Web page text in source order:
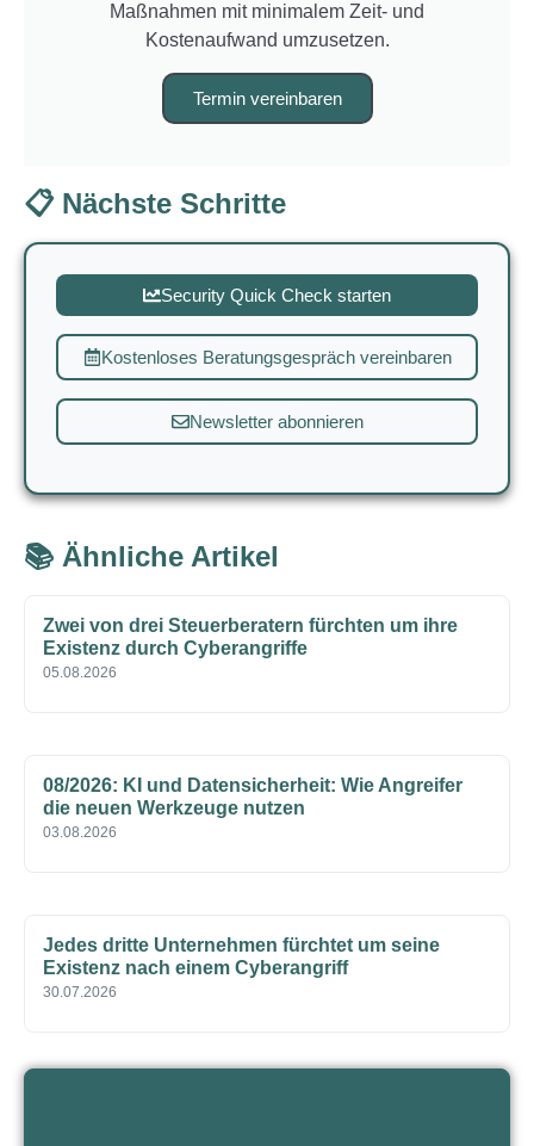
Maßnahmen mit minimalem Zeit- und
Kostenaufwand umzusetzen.
Termin vereinbaren
📋 Nächste Schritte
Security Quick Check starten
Kostenloses Beratungsgespräch vereinbaren
Newsletter abonnieren
📚 Ähnliche Artikel
Zwei von drei Steuerberatern fürchten um ihre
Existenz durch Cyberangriffe
05.08.2026
08/2026: KI und Datensicherheit: Wie Angreifer
die neuen Werkzeuge nutzen
03.08.2026
Jedes dritte Unternehmen fürchtet um seine
Existenz nach einem Cyberangriff
30.07.2026